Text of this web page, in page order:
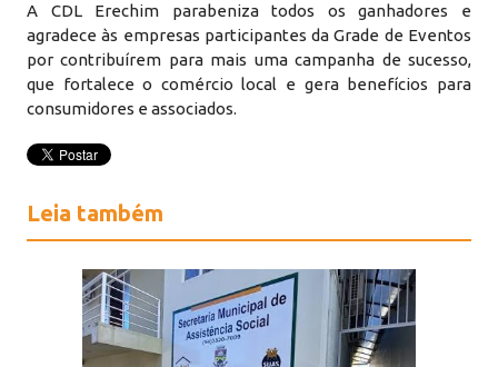
A CDL Erechim parabeniza todos os ganhadores e
agradece às empresas participantes da Grade de Eventos
por contribuírem para mais uma campanha de sucesso,
que fortalece o comércio local e gera benefícios para
consumidores e associados.
Leia também